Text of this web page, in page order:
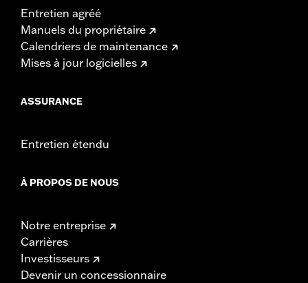
Entretien agréé
Manuels du propriétaire
Calendriers de maintenance
Mises à jour logicielles
ASSURANCE
Entretien étendu
À PROPOS DE NOUS
Notre entreprise
Carrières
Investisseurs
Devenir un concessionnaire